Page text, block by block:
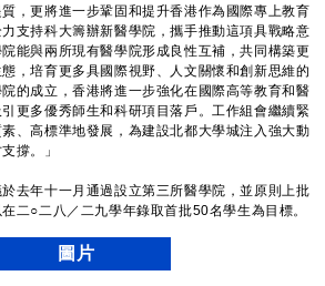
，更將進一步鞏固和提升香港作為國際專上教育
支持科大籌辦新醫學院，攜手推動這項具戰略意
能與兩所現有醫學院形成良性互補，共同構築更
，培育更多具國際視野、人文關懷和創新思維的
的成立，香港將進一步強化在國際高等教育和醫
更多優秀師生和科研項目落戶。工作組會繼續緊
、高標準地發展，為建設北都大學城注入強大動
撐。」
年十一月通過設立第三所醫學院，並原則上批
二○二八／二九學年錄取首批50名學生為目標。
圖片